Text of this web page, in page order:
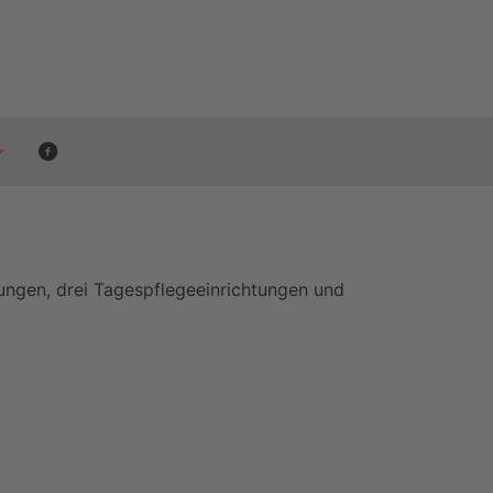
drei Tagespflegeeinrichtungen und